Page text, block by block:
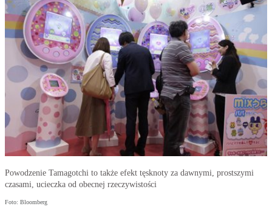
Powodzenie Tamagotchi to także efekt tęsknoty za dawnymi, prostszymi
czasami, ucieczka od obecnej rzeczywistości
Foto: Bloomberg